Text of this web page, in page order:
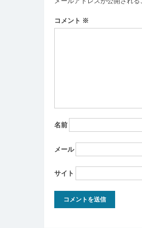
ー
シ
コメント ※
名前
メール
サイト